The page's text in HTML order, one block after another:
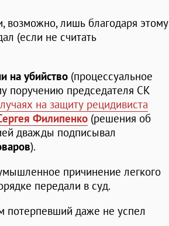
возможно, лишь благодаря этому
(если не считать
на убийство (процессуальное
поручению председателя СК
на защиту рецидивиста
Филипенко (решения об
дважды подписывал
).
причинение легкого
передали в суд.
потерпевший даже не успел